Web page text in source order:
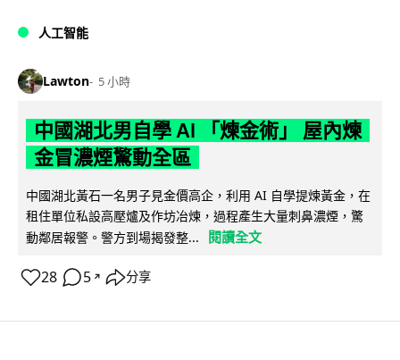
人工智能
Lawton 5 小時
中國湖北男自學 AI 「煉金術」 屋內煉
金冒濃煙驚動全區
中國湖北黃石一名男子見金價高企，利用 AI 自學提煉黃金，在
租住單位私設高壓爐及作坊冶煉，過程產生大量刺鼻濃煙，驚
動鄰居報警。警方到場揭發整...
閱讀全文
28 5 ↗ 分享